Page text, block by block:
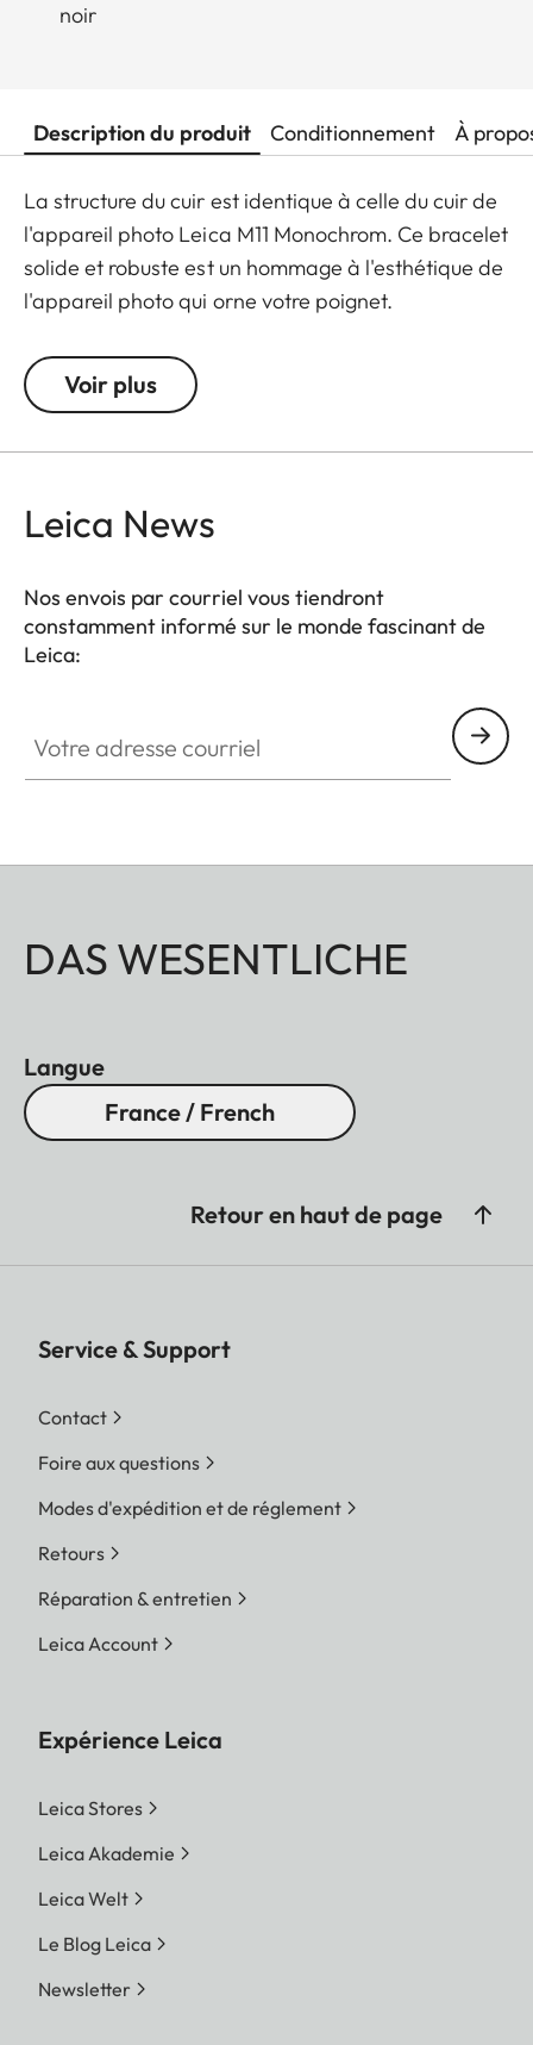
noir
Description du produit Conditionnement À
La structure du cuir est identique à celle du cuir de
l'appareil photo Leica M11 Monochrom. Ce bracelet
solide et robuste est un hommage à l'esthétique de
l'appareil photo qui orne votre poignet.
Fabriqué à la main en Allemagne.
poignet)
tour de poignet)
poignet)
Voir plus
Leica News
Nos envois par courriel vous tiendront
constamment informé sur le monde fascinant de
Leica:
DAS WESENTLICHE
Langue
France / French
Retour en haut de page
Service & Support
Contact
Foire aux questions
Modes d'expédition et de réglement
Retours
Réparation & entretien
Leica Account
Expérience Leica
Leica Stores
Leica Akademie
Leica Welt
Le Blog Leica
Newsletter